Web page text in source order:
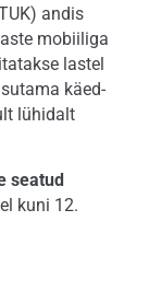
andis
mobiiliga
lastel
käed-
lühidalt
seatud
kuni 12.